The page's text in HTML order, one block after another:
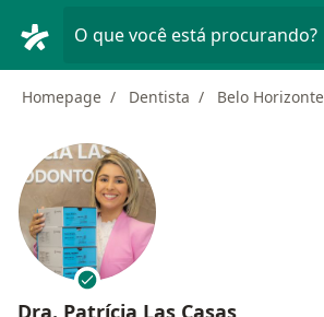
O que você está procurando?
Homepage Dentista Belo Horizonte